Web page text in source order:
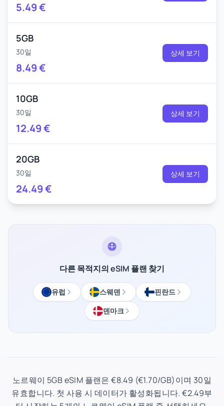
5.49€
5GB
30일
8.49€
상세 보기
10GB
30일
12.49€
상세 보기
20GB
30일
24.49€
상세 보기
다른 목적지의 eSIM 플랜 찾기
유럽 스웨덴
핀란드
덴마크
노르웨이 5GB eSIM 플랜은 €8.49 (€1.70/GB)이며 30일
유효합니다. 첫 사용 시 데이터가 활성화됩니다. €2.49부